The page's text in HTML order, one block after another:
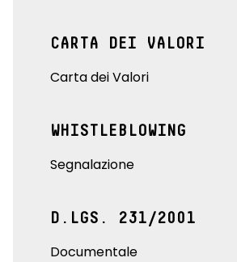
CARTA DEI VALORI
Carta dei Valori
WHISTLEBLOWING
Segnalazione
D.LGS. 231/2001
Documentale